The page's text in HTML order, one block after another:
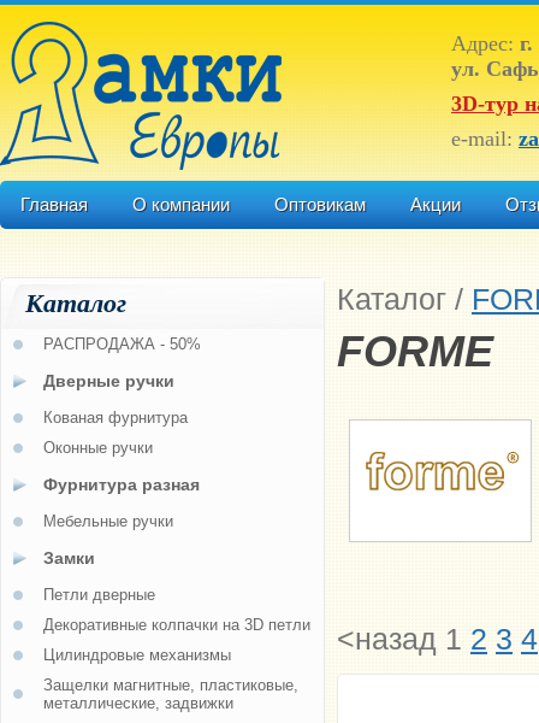
Адрес:
ул.
3D-тур
e-mail:
Главная О компании Оптовикам Акции
Каталог /
FORME
<назад 1 2 3 4
Каталог
РАСПРОДАЖА - 50%
Дверные ручки
Кованая фурнитура
Оконные ручки
Фурнитура разная
Мебельные ручки
Замки
Петли дверные
Декоративные колпачки на 3D петли
Цилиндровые механизмы
Защелки магнитные, пластиковые,
металлические, задвижки